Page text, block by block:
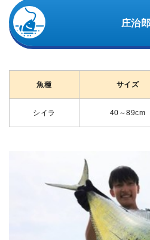
庄治
魚種 サイズ
シイラ 40～89cm